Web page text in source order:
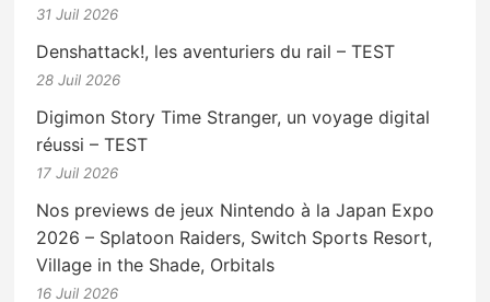
31 Juil 2026
Denshattack!, les aventuriers du rail – TEST
28 Juil 2026
Digimon Story Time Stranger, un voyage digital
réussi – TEST
17 Juil 2026
Nos previews de jeux Nintendo à la Japan Expo
2026 – Splatoon Raiders, Switch Sports Resort,
Village in the Shade, Orbitals
16 Juil 2026